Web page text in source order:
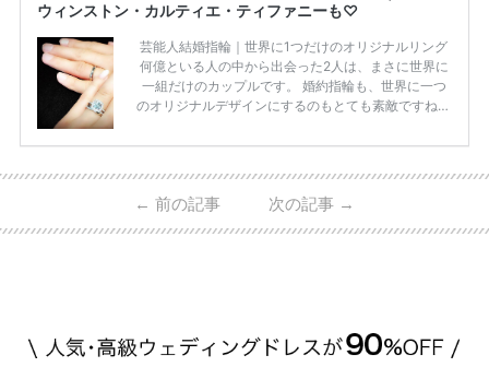
ウィンストン・カルティエ・ティファニーも♡
芸能人結婚指輪｜世界に1つだけのオリジナルリング
何億といる人の中から出会った2人は、まさに世界に
一組だけのカップルです。 婚約指輪も、世界に一つ
のオリジナルデザインにするのもとても素敵ですね♡
のを形にするのも想い出になります。 上戸彩さん・H
HPより引用 2011年9月に結婚した女優の上戸彩さん
とEXILEのHIROさん。 上戸さんに贈った婚約指輪
← 前の記事 次の記事 →